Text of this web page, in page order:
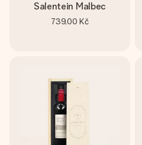
Salentein Malbec
739,00 Kč